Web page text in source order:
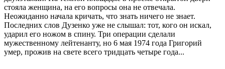
стояла женщина, на его вопросы она не отвечала.
Неожиданно начала кричать, что знать ничего не знает.
Последних слов Дузенко уже не слышал: тот, кого он искал,
ударил его ножом в спину. Три операции сделали
мужественному лейтенанту, но 6 мая 1974 года Григорий
умер, прожив на свете всего тридцать четыре года...